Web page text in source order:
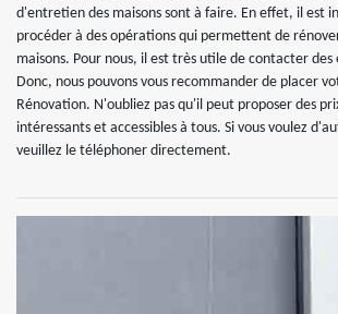
d'entretien des maisons sont à faire. En effet, il est
procéder à des opérations qui permettent de
maisons. Pour nous, il est très utile de contacter
Donc, nous pouvons vous recommander de placer
Rénovation. N'oubliez pas qu'il peut proposer des
intéressants et accessibles à tous. Si vous voulez
veuillez le téléphoner directement.